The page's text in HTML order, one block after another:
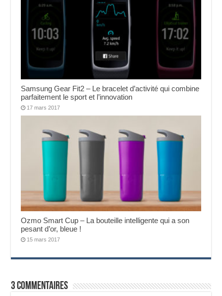
Samsung Gear Fit2 – Le bracelet d’activité qui combine
parfaitement le sport et l’innovation
17 mars 2017
Ozmo Smart Cup – La bouteille intelligente qui a son
pesant d’or, bleue !
15 mars 2017
3 commentaires